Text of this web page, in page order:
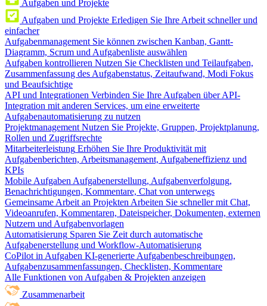
Aufgaben und Projekte
Aufgaben und Projekte Erledigen Sie Ihre Arbeit schneller und
einfacher
Aufgabenmanagement Sie können zwischen Kanban, Gantt-
Diagramm, Scrum und Aufgabenliste auswählen
Aufgaben kontrollieren Nutzen Sie Checklisten und Teilaufgaben,
Zusammenfassung des Aufgabenstatus, Zeitaufwand, Modi Fokus
und Beaufsichtige
API und Integrationen Verbinden Sie Ihre Aufgaben über API-
Integration mit anderen Services, um eine erweiterte
Aufgabenautomatisierung zu nutzen
Projektmanagement Nutzen Sie Projekte, Gruppen, Projektplanung,
Rollen und Zugriffsrechte
Mitarbeiterleistung Erhöhen Sie Ihre Produktivität mit
Aufgabenberichten, Arbeitsmanagement, Aufgabeneffizienz und
KPIs
Mobile Aufgaben Aufgabenerstellung, Aufgabenverfolgung,
Benachrichtigungen, Kommentare, Chat von unterwegs
Gemeinsame Arbeit an Projekten Arbeiten Sie schneller mit Chat,
Videoanrufen, Kommentaren, Dateispeicher, Dokumenten, externen
Nutzern und Aufgabenvorlagen
Automatisierung Sparen Sie Zeit durch automatische
Aufgabenerstellung und Workflow-Automatisierung
CoPilot in Aufgaben KI-generierte Aufgabenbeschreibungen,
Aufgabenzusammenfassungen, Checklisten, Kommentare
Alle Funktionen von Aufgaben & Projekten anzeigen
Zusammenarbeit